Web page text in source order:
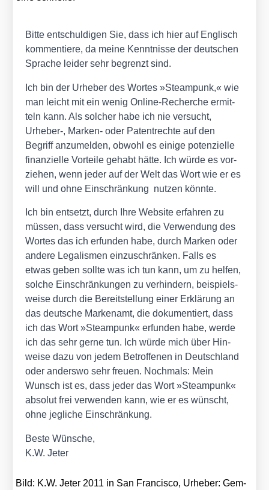
Bit­te ent­schul­di­gen Sie, dass ich hier auf Eng­lisch
kom­men­tie­re, da mei­ne Kennt­nis­se der deut­schen
Spra­che lei­der sehr begrenzt sind.
Ich bin der Urhe­ber des Wor­tes »Steam­punk,« wie
man leicht mit ein wenig Online-Recher­che ermit­
teln kann. Als sol­cher habe ich nie ver­sucht,
Urheber‑, Mar­ken- oder Patent­rech­te auf den
Begriff anzu­mel­den, obwohl es eini­ge poten­zi­el­le
finan­zi­el­le Vor­tei­le gehabt hät­te. Ich wür­de es vor­
zie­hen, wenn jeder auf der Welt das Wort wie er es
will und ohne Ein­schrän­kung nut­zen könn­te.
Ich bin ent­setzt, durch Ihre Web­site erfah­ren zu
müs­sen, dass ver­sucht wird, die Ver­wen­dung des
Wor­tes das ich erfun­den habe, durch Mar­ken oder
ande­re Lega­lis­men ein­zu­schrän­ken. Falls es
etwas geben soll­te was ich tun kann, um zu hel­fen,
sol­che Ein­schrän­kun­gen zu ver­hin­dern, bei­spiels­
wei­se durch die Bereit­stel­lung einer Erklä­rung an
das deut­sche Mar­ken­amt, die doku­men­tiert, dass
ich das Wort »Steam­punk« erfun­den habe, wer­de
ich das sehr ger­ne tun. Ich wür­de mich über Hin­
wei­se dazu von jedem Betrof­fe­nen in Deutsch­land
oder anders­wo sehr freu­en. Noch­mals: Mein
Wunsch ist es, dass jeder das Wort »Steam­punk«
abso­lut frei ver­wen­den kann, wie er es wünscht,
ohne jeg­li­che Ein­schrän­kung.
Bes­te Wün­sche,
K.W. Jeter
Bild: K.W. Jeter 2011 in San Fran­cis­co, Urhe­ber: Gem­